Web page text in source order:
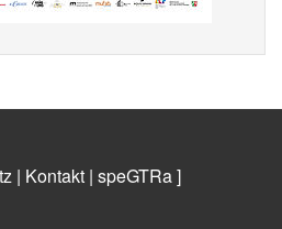
| Kontakt | speGTRa]